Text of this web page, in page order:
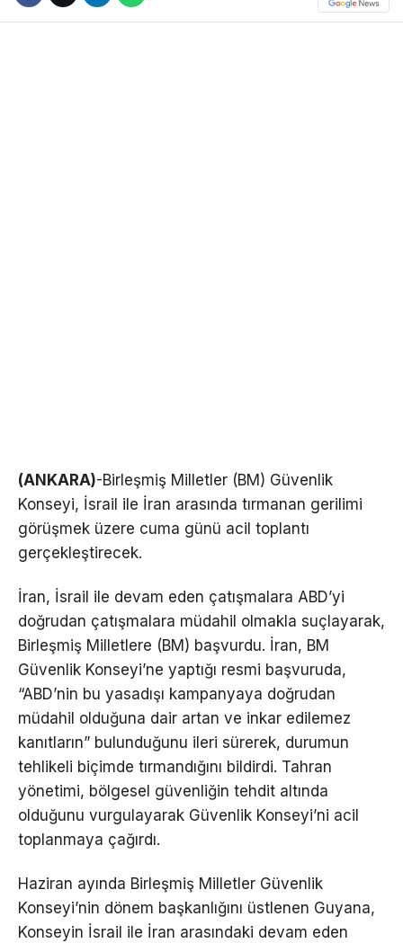
(ANKARA)-Birleşmiş Milletler (BM) Güvenlik
Konseyi, İsrail ile İran arasında tırmanan gerilimi
görüşmek üzere cuma günü acil toplantı
gerçekleştirecek.
İran, İsrail ile devam eden çatışmalara ABD’yi
doğrudan çatışmalara müdahil olmakla suçlayarak,
Birleşmiş Milletlere (BM) başvurdu. İran, BM
Güvenlik Konseyi’ne yaptığı resmi başvuruda,
“ABD’nin bu yasadışı kampanyaya doğrudan
müdahil olduğuna dair artan ve inkar edilemez
kanıtların” bulunduğunu ileri sürerek, durumun
tehlikeli biçimde tırmandığını bildirdi. Tahran
yönetimi, bölgesel güvenliğin tehdit altında
olduğunu vurgulayarak Güvenlik Konseyi’ni acil
toplanmaya çağırdı.
Haziran ayında Birleşmiş Milletler Güvenlik
Konseyi’nin dönem başkanlığını üstlenen Guyana,
Konseyin İsrail ile İran arasındaki devam eden